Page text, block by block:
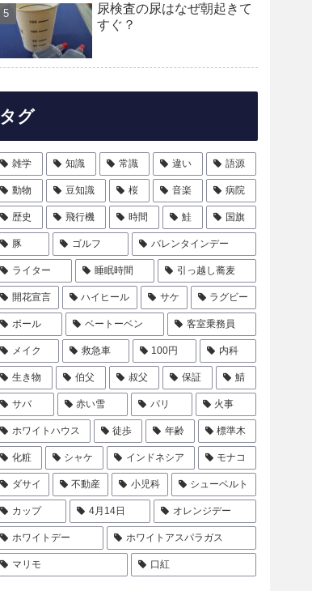
尿検査の尿はなぜ朝起きて
すぐ？
タグ
雑学 知識 常識 違い 語源
動物 豆知識 桜 音楽 病院
歴史 飛行機 時間 鮭 国旗
豚 ゴルフ バレンタインデー
ライター 睡眠時間 引っ越し蕎麦
開花宣言 ハイヒール サケ ラグビー
ボール ベートーベン 客室乗務員
メイク 救急車 100円 内科
生き物 伯父 叔父 保証 鯖
サバ 赤い雪 パリ 火事
ホワイトハウス 徒歩 年齢 標準木
化粧 シャケ インドネシア モナコ
ダサイ 不動産 小児科 シューベルト
カップ 4月14日 オレンジデー
ホワイトデー ホワイトアスパラガス
マリモ 口紅